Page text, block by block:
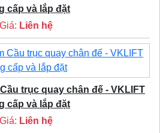
cấp và lắp đặt
Giá: Liên hệ
trục quay chân đế - VKLIFT
cấp và lắp đặt
Giá: Liên hệ